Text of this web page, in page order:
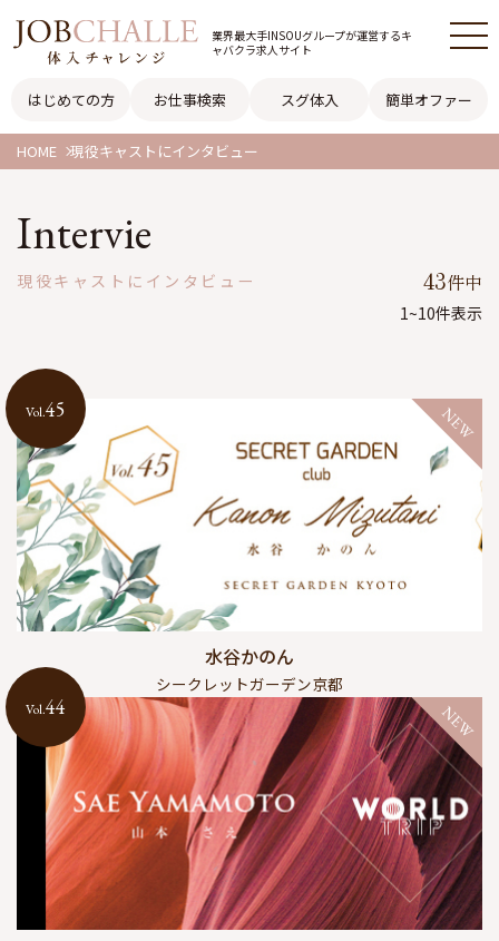
業界最大手INSOUグループが運営するキ
ャバクラ求人サイト
はじめての方 お仕事検索 スグ体入 簡単オファー
HOME 現役キャストにインタビュー
Intervie
現役キャストにインタビュー 43件中
1~10件表示
Vol.45 NEW
水谷かのん
シークレットガーデン京都
Vol.44 NEW